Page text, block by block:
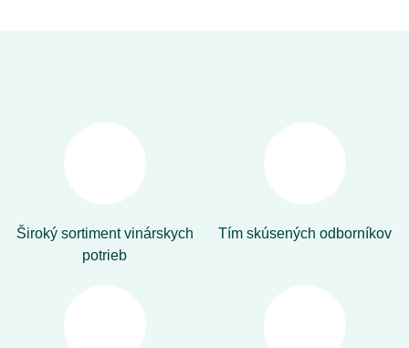
Široký sortiment vinárskych
potrieb
Tím skúsených odborníkov